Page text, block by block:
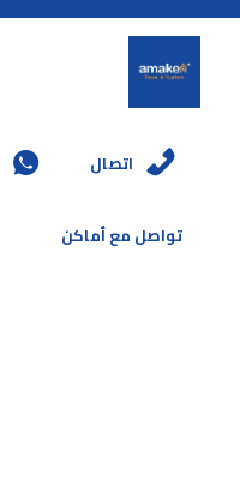
اتصال
تواصل مع أماكن